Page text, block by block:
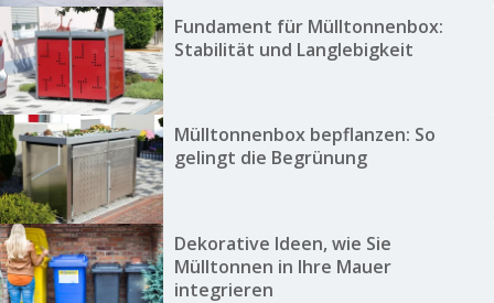
Fundament für Mülltonnenbox:
Stabilität und Langlebigkeit
Mülltonnenbox bepflanzen: So
gelingt die Begrünung
Dekorative Ideen, wie Sie
Mülltonnen in Ihre Mauer
integrieren